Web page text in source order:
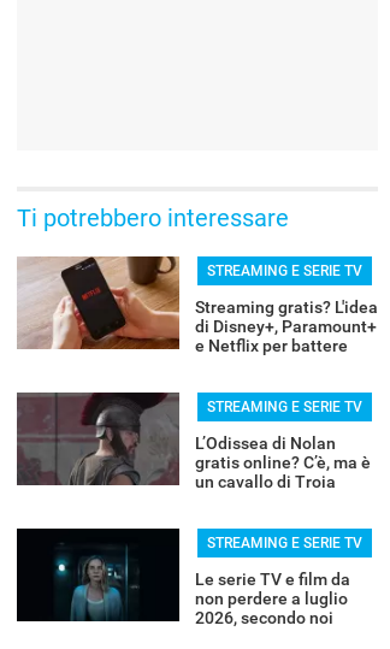
Ti potrebbero interessare
STREAMING E SERIE TV
Streaming gratis? L'idea
di Disney+, Paramount+
e Netflix per battere
STREAMING E SERIE TV
L’Odissea di Nolan
gratis online? C’è, ma è
un cavallo di Troia
STREAMING E SERIE TV
Le serie TV e film da
non perdere a luglio
2026, secondo noi